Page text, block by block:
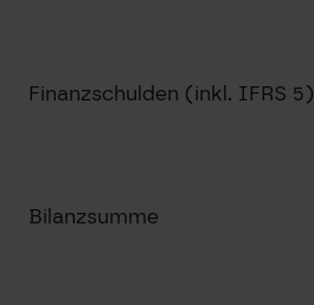
Finanzschulden (inkl. IFRS 5)
Bilanzsumme